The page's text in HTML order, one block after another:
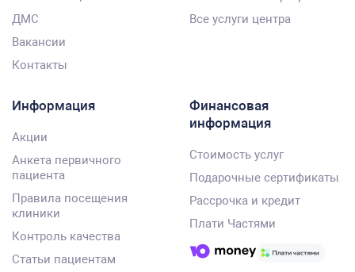
ДМС
Вакансии
Контакты
Все услуги центра
Информация
Акции
Анкета первичного
пациента
Правила посещения
клиники
Контроль качества
Статьи пациентам
Финансовая
информация
Стоимость услуг
Подарочные сертификаты
Рассрочка и кредит
Плати Частями